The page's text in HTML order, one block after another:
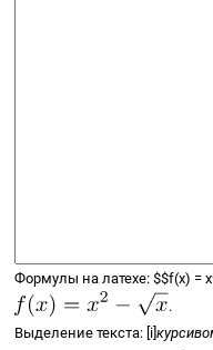
Формулы на латехе:$$f(x) =
.
Выделение текста: [i]